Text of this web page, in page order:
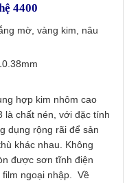
4400
mờ, vàng kim, nâu
hợp kim nhôm cao
là chất nén, với đặc tính
dụng rộng rãi để sản
khác nhau. Không
được sơn tĩnh điện
film ngoại nhập. Về